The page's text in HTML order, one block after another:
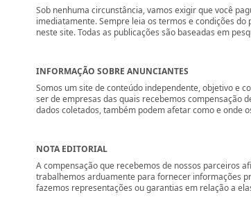
Sob nenhuma circunstância, vamos exigir que você
imediatamente. Sempre leia os termos e condições
neste site. Todas as publicações são baseadas em
INFORMAÇÃO SOBRE ANUNCIANTES
Somos um site de conteúdo independente, objetivo e
ser de empresas das quais recebemos compensação
dados coletados, também podem afetar como e onde
NOTA EDITORIAL
A compensação que recebemos de nossos parceiros
trabalhemos arduamente para fornecer informações
fazemos representações ou garantias em relação a